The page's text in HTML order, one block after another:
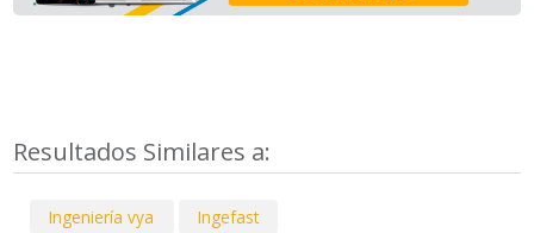
Resultados Similares a:
Ingeniería vya Ingefast